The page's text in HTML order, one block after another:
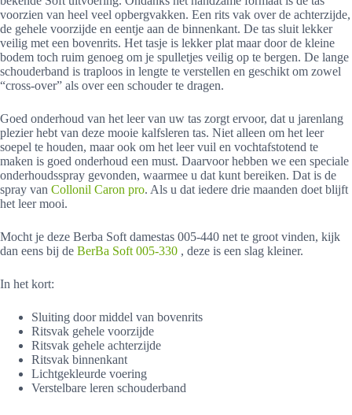
voorzien van heel veel opbergvakken. Een rits vak over de achterzijde,
de gehele voorzijde en eentje aan de binnenkant. De tas sluit lekker
veilig met een bovenrits. Het tasje is lekker plat maar door de kleine
bodem toch ruim genoeg om je spulletjes veilig op te bergen. De lange
schouderband is traploos in lengte te verstellen en geschikt om zowel
“cross-over” als over een schouder te dragen.
Goed onderhoud van het leer van uw tas zorgt ervoor, dat u jarenlang
plezier hebt van deze mooie kalfsleren tas. Niet alleen om het leer
soepel te houden, maar ook om het leer vuil en vochtafstotend te
maken is goed onderhoud een must. Daarvoor hebben we een speciale
onderhoudsspray gevonden, waarmee u dat kunt bereiken. Dat is de
spray van Collonil Caron pro. Als u dat iedere drie maanden doet blijft
het leer mooi.
Mocht je deze Berba Soft damestas 005-440 net te groot vinden, kijk
dan eens bij de BerBa Soft 005-330 , deze is een slag kleiner.
In het kort:
Sluiting door middel van bovenrits
Ritsvak gehele voorzijde
Ritsvak gehele achterzijde
Ritsvak binnenkant
Lichtgekleurde voering
Verstelbare leren schouderband